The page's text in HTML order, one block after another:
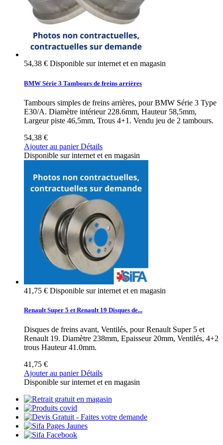
54,38 € Disponible sur internet et en magasin
BMW Série 3 Tambours de freins arrières
Tambours simples de freins arrières, pour BMW Série 3 Type
E30/A. Diamètre intérieur 228.6mm, Hauteur 58,5mm,
Largeur piste 46,5mm, Trous 4+1. Vendu jeu de 2 tambours.
54,38 €
Ajouter au panier Détails
Disponible sur internet et en magasin
41,75 € Disponible sur internet et en magasin
Renault Super 5 et Renault 19 Disques de...
Disques de freins avant, Ventilés, pour Renault Super 5 et
Renault 19. Diamètre 238mm, Epaisseur 20mm, Ventilés, 4+2
trous Hauteur 41.0mm.
41,75 €
Ajouter au panier Détails
Disponible sur internet et en magasin